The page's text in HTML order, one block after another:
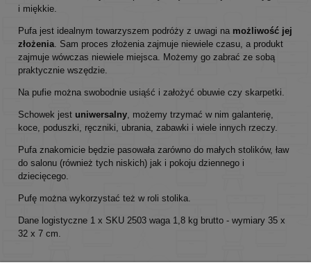
i miękkie.
Pufa jest idealnym towarzyszem podróży z uwagi na możliwość jej
złożenia. Sam proces złożenia zajmuje niewiele czasu, a produkt
zajmuje wówczas niewiele miejsca. Możemy go zabrać ze sobą
praktycznie wszędzie.
Na pufie można swobodnie usiąść i założyć obuwie czy skarpetki.
Schowek jest uniwersalny, możemy trzymać w nim galanterię,
koce, poduszki, ręczniki, ubrania, zabawki i wiele innych rzeczy.
Pufa znakomicie będzie pasowała zarówno do małych stolików, ław
do salonu (również tych niskich) jak i pokoju dziennego i
dziecięcego.
Pufę można wykorzystać też w roli stolika.
Dane logistyczne 1 x SKU 2503 waga 1,8 kg brutto - wymiary 35 x
32 x 7 cm.